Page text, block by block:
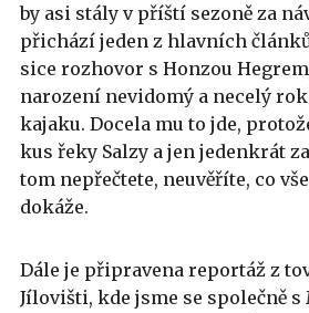
by asi stály v příští sezoně za
přichází jeden z hlavních
sice rozhovor s Honzou
narození nevidomý a necelý
kajaku. Docela mu to jde,
kus řeky Salzy a jen jedenkrát
tom nepřečtete, neuvěříte, co
dokáže.
Dále je připravena reportáž z
Jílovišti, kde jsme se společně